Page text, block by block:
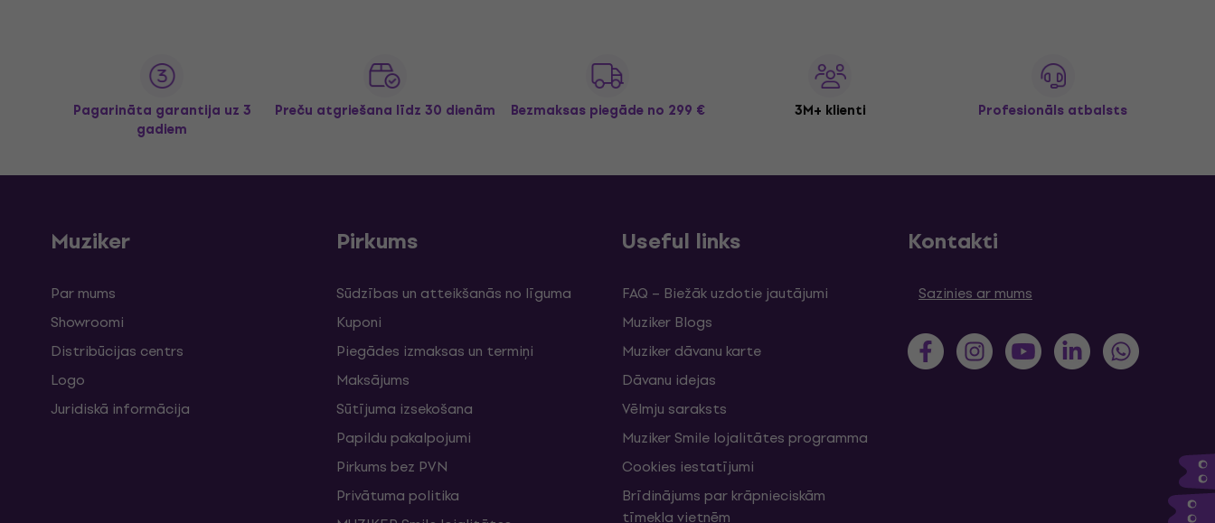
Pagarināta garantija uz 3
gadiem
Preču atgriešana līdz 30 dienām Bezmaksas piegāde no 299 € 3M+ klienti Profesionāls atbalsts
Muziker
Par mums
Showroomi
Distribūcijas centrs
Logo
Juridiskā informācija
Pirkums
Sūdzības un atteikšanās no līguma
Kuponi
Piegādes izmaksas un termiņi
Maksājums
Sūtījuma izsekošana
Papildu pakalpojumi
Pirkums bez PVN
Privātuma politika
Useful links
FAQ – Biežāk uzdotie jautājumi
Muziker Blogs
Muziker dāvanu karte
Dāvanu idejas
Vēlmju saraksts
Muziker Smile lojalitātes programma
Cookies iestatījumi
Brīdinājums par krāpnieciskām
tīmekļa vietnēm
Kontakti
Sazinies ar mums